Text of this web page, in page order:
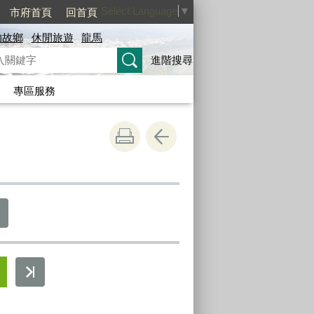
市府首頁 回首頁 ▼
鄉 休閒旅遊
龍馬
進階搜尋
專區服務